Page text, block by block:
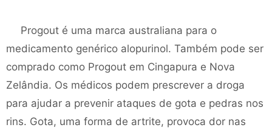
Progout é uma marca australiana para o
medicamento genérico alopurinol. Também pode ser
comprado como Progout em Cingapura e Nova
Zelândia. Os médicos podem prescrever a droga
para ajudar a prevenir ataques de gota e pedras nos
rins. Gota, uma forma de artrite, provoca dor nas